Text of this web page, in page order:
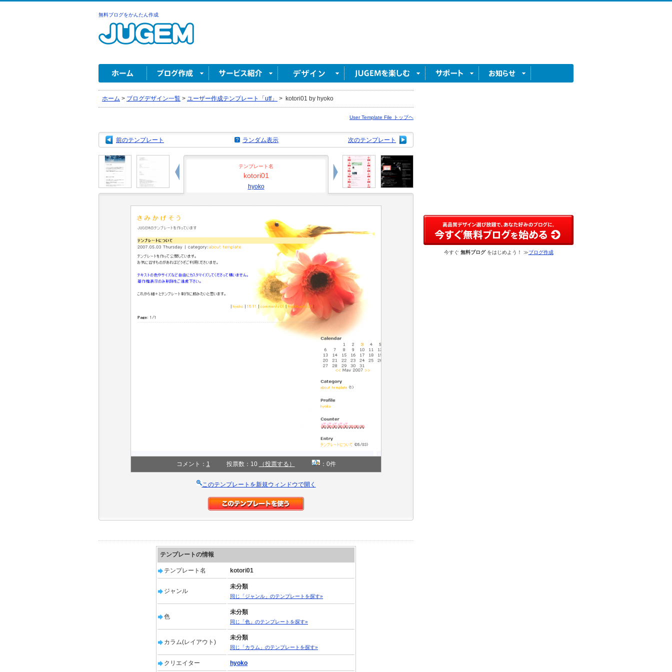
無料ブログをかんたん作成
ホーム > ブログデザイン一覧 > ユーザー作成テンプレート「utf」 > kotori01 by hyoko
User Template File トップヘ
前のテンプレート 次のテンプレート
ランダム表示
テンプレート名
kotori01
hyoko
コメント： 1 投票数：10 （投票する） ：0件
このテンプレートを新規ウィンドウで開く
テンプレートの情報
テンプレート名 kotori01
ジャンル
未分類
同じ「ジャンル」のテンプレートを探す»
色
未分類
同じ「色」のテンプレートを探す»
カラム(レイアウト)
未分類
同じ「カラム」のテンプレートを探す»
クリエイター hyoko
今すぐ 無料ブログをはじめよう！ ≫ブログ作成